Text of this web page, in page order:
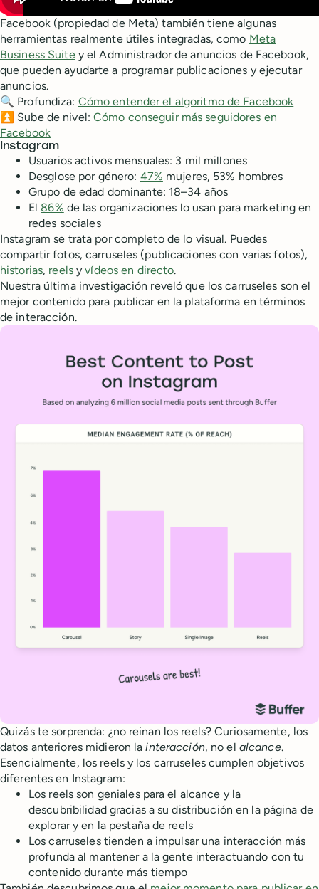
Facebook (propiedad de Meta) también tiene algunas
herramientas realmente útiles integradas, como Meta
Business Suitey el Administrador de anuncios de Facebook,
que pueden ayudarte a programar publicaciones y ejecutar
anuncios.
🔍 Profundiza: Cómo entender el algoritmo de Facebook
⏫ Sube de nivel:Cómo conseguir más seguidores en
Facebook
Instagram
Usuarios activos mensuales: 3 mil millones
Desglose por género: 47% mujeres, 53% hombres
Grupo de edad dominante: 18–34 años
El 86% de las organizaciones lo usan para marketing en
redes sociales
Instagram se trata por completo de lo visual. Puedes
compartir fotos, carruseles (publicaciones con varias fotos),
historias, reelsyvídeos en directo.
Nuestra última investigación reveló que los carruseles son el
mejor contenido para publicar en la plataforma en términos
de interacción.
Quizás te sorprenda: ¿no reinan los reels? Curiosamente, los
datos anteriores midieron lainteracción, no el alcance.
Esencialmente, los reels y los carruseles cumplen objetivos
diferentes en Instagram:
Los reels son geniales para el alcance y la
descubribilidad gracias a su distribución en la página de
explorar y en la pestaña de reels
Los carruseles tienden a impulsar una interacción más
profunda al mantener a la gente interactuando con tu
contenido durante más tiempo